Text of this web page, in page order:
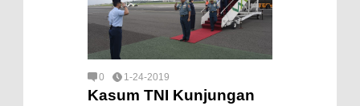
0 1-24-2019
Kasum TNI Kunjungan